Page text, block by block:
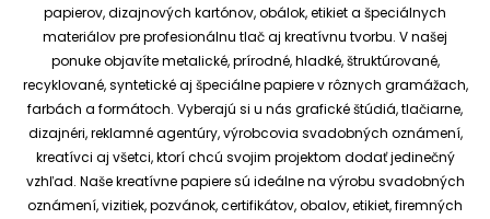
papierov, dizajnových kartónov, obálok, etikiet a špeciálnych
materiálov pre profesionálnu tlač aj kreatívnu tvorbu. V našej
ponuke objavíte metalické, prírodné, hladké, štruktúrované,
recyklované, syntetické aj špeciálne papiere v rôznych gramážach,
farbách a formátoch. Vyberajú si u nás grafické štúdiá, tlačiarne,
dizajnéri, reklamné agentúry, výrobcovia svadobných oznámení,
kreatívci aj všetci, ktorí chcú svojim projektom dodať jedinečný
vzhľad. Naše kreatívne papiere sú ideálne na výrobu svadobných
oznámení, vizitiek, pozvánok, certifikátov, obalov, etikiet, firemných